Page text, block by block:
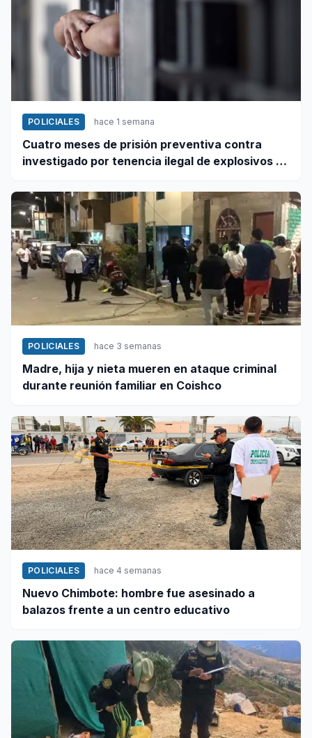
POLICIALES hace 1 semana
Cuatro meses de prisión preventiva contra
investigado por tenencia ilegal de explosivos en
POLICIALES hace 3 semanas
Madre, hija y nieta mueren en ataque criminal
durante reunión familiar en Coishco
POLICIALES hace 4 semanas
Nuevo Chimbote: hombre fue asesinado a
balazos frente a un centro educativo